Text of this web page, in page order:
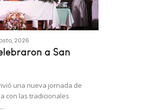
2026
a San
una nueva jornada de
con las tradicionales